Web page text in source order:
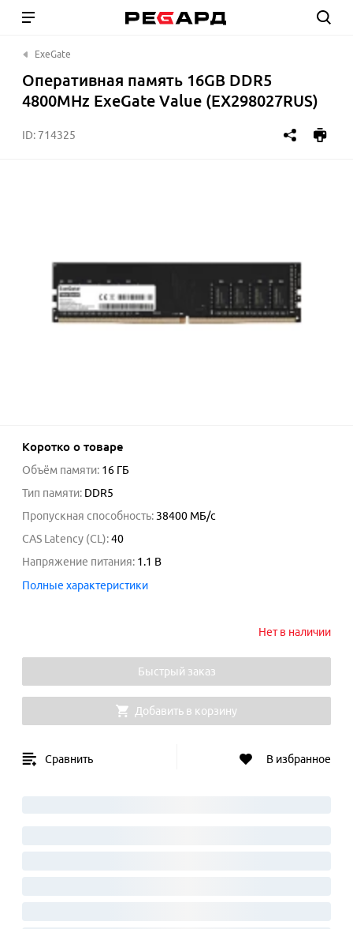
ExeGate
Оперативная память 16GB DDR5
4800MHz ExeGate Value (EX298027RUS)
ID: 714325
Коротко о товаре
Объём памяти: 16 ГБ
Тип памяти: DDR5
Пропускная способность: 38400 МБ/с
CAS Latency (CL):40
Напряжение питания: 1.1 В
Полные характеристики
Нет в наличии
Быстрый заказ
Добавить в корзину
Сравнить В избранное